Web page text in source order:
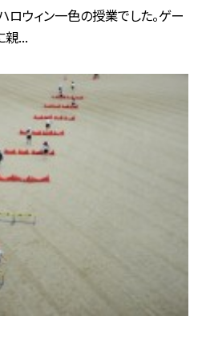
ウィン一色の授業でした。ゲー
親...